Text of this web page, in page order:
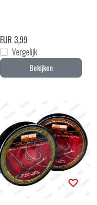
EUR 3,99
Vergelijk
Bekijken